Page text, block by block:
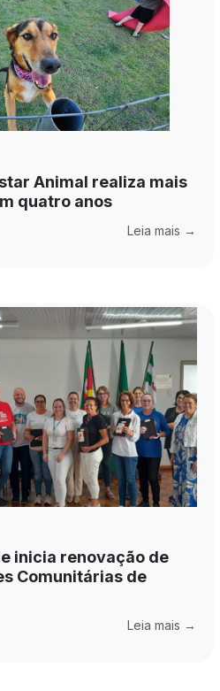
Animal realiza mais
quatro anos
Leia mais →
inicia renovação de
Comunitárias de
Leia mais →